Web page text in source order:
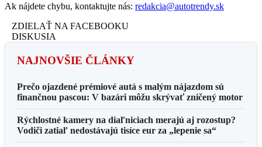
Ak nájdete chybu, kontaktujte nás: redakcia@autotrendy.sk
ZDIELAŤ NA FACEBOOKU
DISKUSIA
NAJNOVŠIE ČLÁNKY
Prečo ojazdené prémiové autá s malým nájazdom sú
finančnou pascou: V bazári môžu skrývať zničený motor
Rýchlostné kamery na diaľniciach merajú aj rozostup?
Vodiči zatiaľ nedostávajú tisíce eur za „lepenie sa“